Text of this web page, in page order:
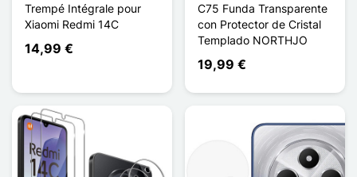
Trempé Intégrale pour
Xiaomi Redmi 14C
14,99 €
C75 Funda Transparente
con Protector de Cristal
Templado NORTHJO
19,99 €